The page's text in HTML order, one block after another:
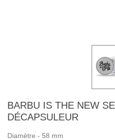
BARBU IS THE NEW
DÉCAPSULEUR
Diamètre - 58 mm